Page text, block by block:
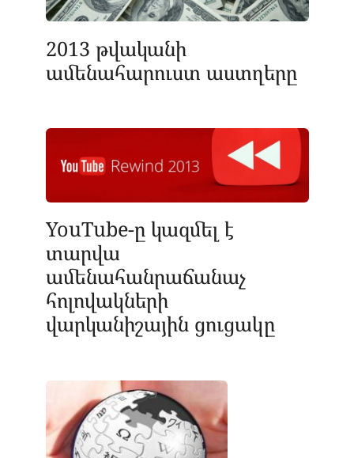
2013 թվականի
ամենահարուստ աստղերը
YouTube-ը կազմել է
տարվա
ամենահանրաճանաչ
հոլովակների
վարկանիշային ցուցակը